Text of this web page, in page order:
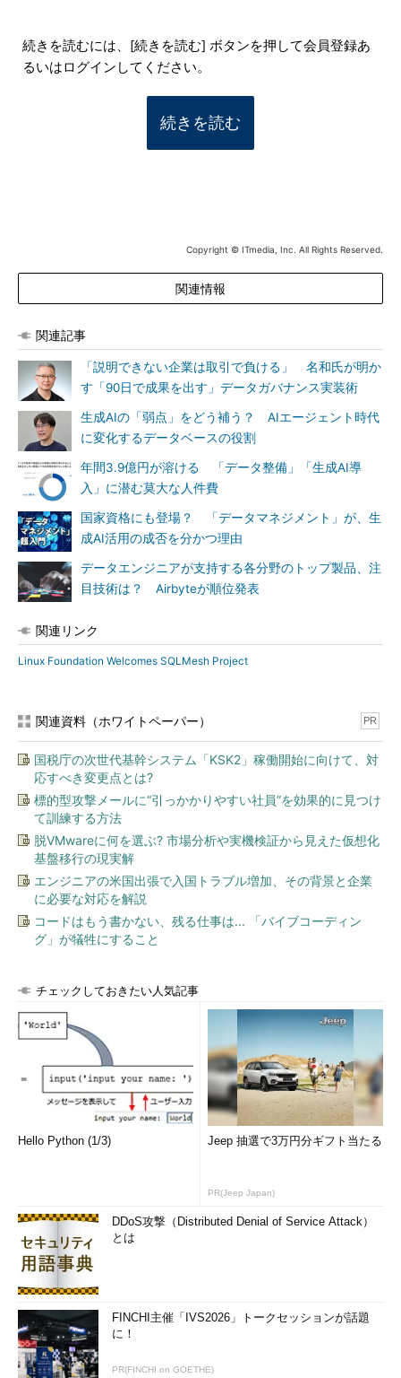
続きを読むには、[続きを読む] ボタンを押して会員登録あ
るいはログインしてください。
続きを読む
Copyright © ITmedia, Inc. All Rights Reserved.
関連情報
関連記事
「説明できない企業は取引で負ける」 名和氏が明か
す「90日で成果を出す」データガバナンス実装術
生成AIの「弱点」をどう補う？ AIエージェント時代
に変化するデータベースの役割
年間3.9億円が溶ける 「データ整備」「生成AI導
入」に潜む莫大な人件費
国家資格にも登場？ 「データマネジメント」が、生
成AI活用の成否を分かつ理由
データエンジニアが支持する各分野のトップ製品、注
目技術は？ Airbyteが順位発表
関連リンク
Linux Foundation Welcomes SQLMesh Project
関連資料（ホワイトペーパー） PR
国税庁の次世代基幹システム「KSK2」稼働開始に向けて、対
応すべき変更点とは?
標的型攻撃メールに“引っかかりやすい社員”を効果的に見つけ
て訓練する方法
脱VMwareに何を選ぶ? 市場分析や実機検証から見えた仮想化
基盤移行の現実解
エンジニアの米国出張で入国トラブル増加、その背景と企業
に必要な対応を解説
コードはもう書かない、残る仕事は... 「バイブコーディン
グ」が犠牲にすること
チェックしておきたい人気記事
Hello Python (1/3) Jeep 抽選で3万円分ギフト当たる
PR(Jeep Japan)
DDoS攻撃（Distributed Denial of Service Attack）
とは
FINCHI主催「IVS2026」トークセッションが話題
に！
PR(FINCHI on GOETHE)